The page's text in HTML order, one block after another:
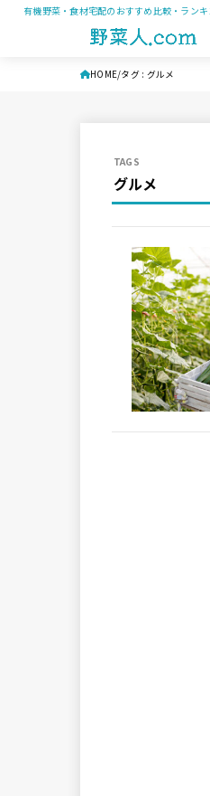
有機野菜・食材宅配のおすすめ比較・ランキ
HOME タグ : グルメ
グルメ